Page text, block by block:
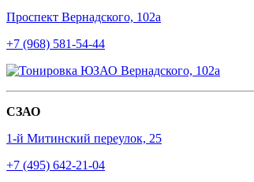
Проспект Вернадского, 102а
+7 (968) 581-54-44
СЗАО
1-й Митинский переулок, 25
+7 (495) 642-21-04